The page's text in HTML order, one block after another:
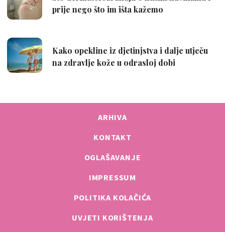
ARHIVA
KONTAKT
OGLAŠAVANJE
IMPRESSUM
POLITIKA KOLAČIĆA
UVJETI KORIŠTENJA